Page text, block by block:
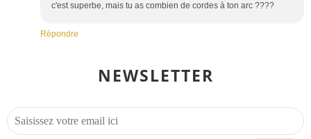
c'est superbe, mais tu as combien de cordes à ton arc ????
Répondre
NEWSLETTER